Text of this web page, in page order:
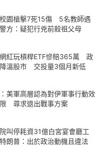
園槍擊7死15傷 5名教師遇
方：疑犯行兇前殺祖父母
紅玩槓桿ETF慘賠365萬 政
溫股市 交投量3個月新低
美軍高層認為對伊軍事行動效
尋求退出戰事方案
叫停耗資31億白宮宴會廳工
朗普：出於政治動機且違法